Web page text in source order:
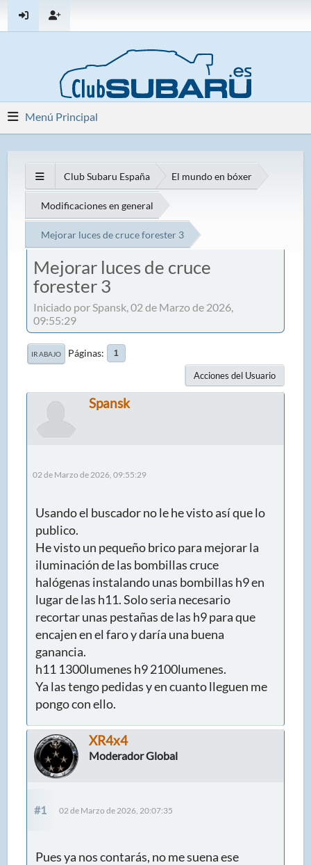
Menú Principal
Club Subaru España El mundo en bóxer
Modificaciones en general
Mejorar luces de cruce forester 3
Mejorar luces de cruce
forester 3
Iniciado por Spansk, 02 de Marzo de 2026,
09:55:29
IR ABAJO Páginas 1
Acciones del Usuario
Spansk
02 de Marzo de 2026, 09:55:29
Usando el buscador no le he visto así que lo
publico.
He visto un pequeño brico para mejorar la
iluminación de las bombillas cruce
halógenas instalando unas bombillas h9 en
lugar de las h11. Solo seria necesario
recortar unas pestañas de las h9 para que
encajen en el faro y daría una buena
ganancia.
h11 1300lumenes h9 2100lumenes.
Ya las tengo pedidas y en cuanto lleguen me
pongo con ello.
XR4x4
Moderador Global
#1 02 de Marzo de 2026, 20:07:35
Pues ya nos contarás, no me suena ese